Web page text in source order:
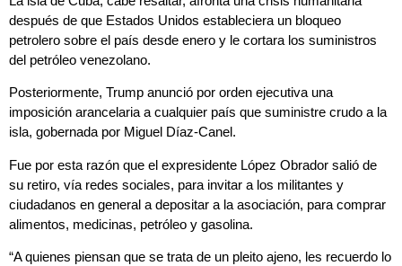
después de que Estados Unidos estableciera un bloqueo
petrolero sobre el país desde enero y le cortara los suministros
del petróleo venezolano.
Posteriormente, Trump anunció por orden ejecutiva una
imposición arancelaria a cualquier país que suministre crudo a la
isla, gobernada por Miguel Díaz-Canel.
Fue por esta razón que el expresidente López Obrador salió de
su retiro, vía redes sociales, para invitar a los militantes y
ciudadanos en general a depositar a la asociación, para comprar
alimentos, medicinas, petróleo y gasolina.
“A quienes piensan que se trata de un pleito ajeno, les recuerdo lo